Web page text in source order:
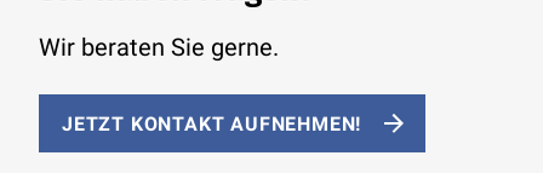
Wir beraten Sie gerne.
JETZT KONTAKT AUFNEHMEN!